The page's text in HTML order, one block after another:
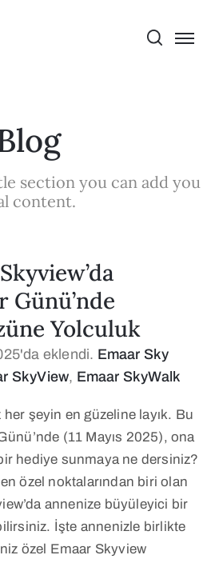
section you can add you
content.
Günü’nde
Yolculuk
eklendi. Emaar Sky
SkyView, Emaar SkyWalk
şeyin en güzeline layık. Bu
(11 Mayıs 2025), ona
hediye sunmaya ne dersiniz?
özel noktalarından biri olan
annenize büyüleyici bir
İşte annenizle birlikte
özel Emaar Skyview